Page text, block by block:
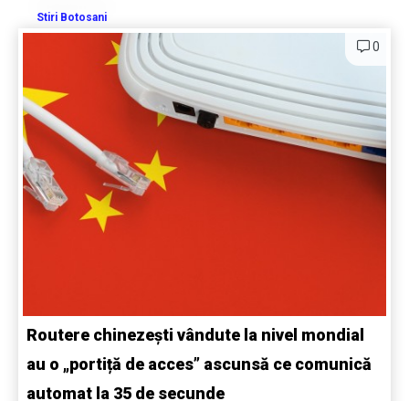
Stiri Botosani
0
Routere chinezești vândute la nivel mondial
au o „portiță de acces” ascunsă ce comunică
automat la 35 de secunde